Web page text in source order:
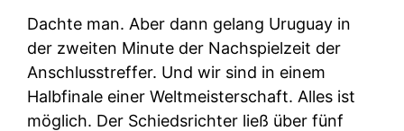
Dachte man. Aber dann gelang Uruguay in
der zweiten Minute der Nachspielzeit der
Anschlusstreffer. Und wir sind in einem
Halbfinale einer Weltmeisterschaft. Alles ist
möglich. Der Schiedsrichter ließ über fünf